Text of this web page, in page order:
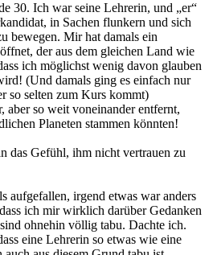
30. Ich war seine Lehrerin, und „er“
in Sachen flunkern und sich
bewegen. Mir hat damals ein
der aus dem gleichen Land wie
ich möglichst wenig davon glauben
(Und damals ging es einfach nur
so selten zum Kurs kommt)
aber so weit voneinander entfernt,
Planeten stammen könnten!
das Gefühl, ihm nicht vertrauen zu
aufgefallen, irgend etwas war anders
ich mir wirklich darüber Gedanken
ohnehin völlig tabu. Dachte ich.
eine Lehrerin so etwas wie eine